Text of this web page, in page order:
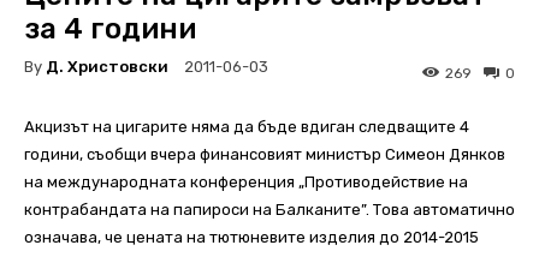
за 4 години
By Д. Христовски 2011-06-03 0
269
Акцизът на цигарите няма да бъде вдиган следващите 4
години, съобщи вчера финансовият министър Симеон Дянков
на международната конференция „Противодействие на
контрабандата на папироси на Балканите”. Това автоматично
означава, че цената на тютюневите изделия до 2014-2015